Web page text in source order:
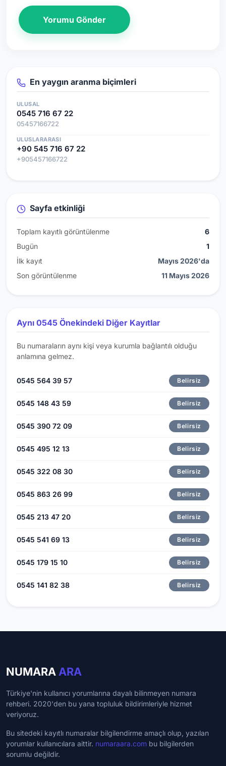
Yorumu Gönder
En yaygın aranma biçimleri
ULUSAL
0545 716 67 22
05457166722
ULUSLARARASI
+90 545 716 67 22
+905457166722
Sayfa etkinliği
Toplam kayıtlı görüntülenme
6
Bugün
1
İlk kayıt
Mayıs 2026'da
Son görüntülenme
11 Mayıs 2026
Aynı 0545 Önekindeki Diğer Kayıtlar
Bu numaraların aynı kişi veya kurumla bağlantılı olduğu
anlamına gelmez.
0545 564 39 57 Belirsiz
0545 148 43 59 Belirsiz
0545 390 72 09 Belirsiz
0545 495 12 13 Belirsiz
0545 322 08 30 Belirsiz
0545 863 26 99 Belirsiz
0545 213 47 20 Belirsiz
0545 541 69 13 Belirsiz
0545 179 15 10 Belirsiz
0545 141 82 38 Belirsiz
NUMARA ARA
Türkiye'nin kullanıcı yorumlarına dayalı bilinmeyen numara
rehberi. 2020'den bu yana topluluk bildirimleriyle hizmet
veriyoruz.
Bu sitedeki kayıtlı numaralar bilgilendirme amaçlı olup, yazılan
yorumlar kullanıcılara aittir. numaraara.com bu bilgilerden
sorumlu değildir.